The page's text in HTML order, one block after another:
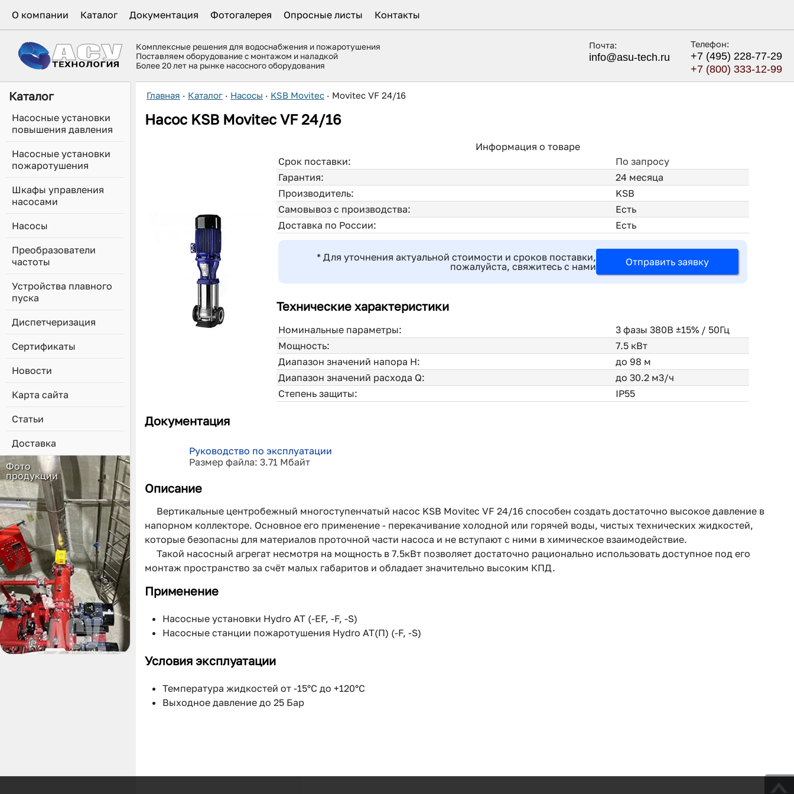
О компании Каталог Документация Фотогалерея Опросные листы Контакты
Комплексные решения для водоснабжения и пожаротушения
Поставляем оборудование с монтажом и наладкой
Более 20 лет на рынке насосного оборудования
Почта:
info@asu-tech.ru
Телефон:
+7 (495) 228-77-29
+7 (800) 333-12-99
Каталог
Насосные установки
повышения давления
Насосные установки
пожаротушения
Шкафы управления
насосами
Насосы
Преобразователи
частоты
Устройства плавного
пуска
Диспетчеризация
Сертификаты
Новости
Карта сайта
Статьи
Доставка
Фото
продукции
Главная · Каталог · Насосы · KSB Movitec · Movitec VF 24/16
НасосKSB Movitec VF 24/16
Информация о товаре
Срок поставки:
По запросу
Гарантия:
24 месяца
Производитель:
KSB
Самовывоз с производства:
Есть
Доставка по России:
Есть
* Для уточнения актуальной стоимости и сроков поставки,
пожалуйста, свяжитесь с нами
Отправить заявку
Технические характеристики
Номинальные параметры:
3 фазы 380В ±15% / 50Гц
Мощность:
7.5 кВт
Диапазон значений напора H:
до 98 м
Диапазон значений расхода Q:
до 30.2 м3/ч
Степень защиты:
IP55
Документация
Руководство по эксплуатации
Размер файла: 3.71 Мбайт
Описание
Вертикальные центробежный многоступенчатый насос KSB Movitec VF 24/16 способен создать достаточно высокое давление в
напорном коллекторе. Основное его применение - перекачивание холодной или горячей воды, чистых технических жидкостей,
которые безопасны для материалов проточной части насоса и не вступают с ними в химическое взаимодействие.
Такой насосный агрегат несмотря на мощность в 7.5кВт позволяет достаточно рационально использовать доступное под его
монтаж пространство за счёт малых габаритов и обладает значительно высоким КПД.
Применение
Насосные установки Hydro AT (-EF, -F, -S)
Насосные станции пожаротушения Hydro AT(П) (-F, -S)
Условия эксплуатации
Температура жидкостей от -15°C до +120°C
Выходное давление до 25 Бар